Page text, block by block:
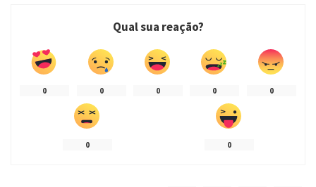
Qual sua reação?
0 0 0 0 0
0 0